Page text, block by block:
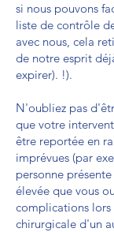
si nous pouvons
liste de contrôle
avec nous, cela
de notre esprit
expirer). !).
N'oubliez pas
que votre
être reportée en
imprévues (par
personne
élevée que vous
complications
chirurgicale d'un